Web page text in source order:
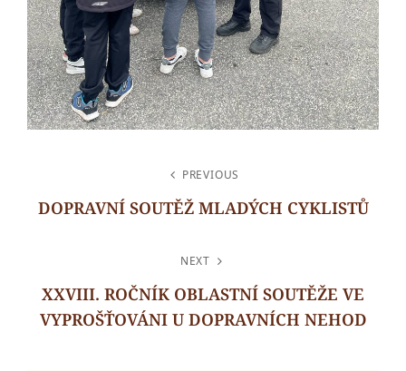
PRO
PŘÍSPĚVEK
PREVIOUS
DOPRAVNÍ SOUTĚŽ MLADÝCH CYKLISTŮ
NEXT
XXVIII. ROČNÍK OBLASTNÍ SOUTĚŽE VE
VYPROŠŤOVÁNI U DOPRAVNÍCH NEHOD